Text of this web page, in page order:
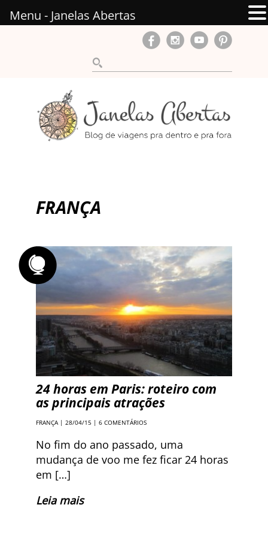
FRANÇA
24 horas em Paris: roteiro com
as principais atrações
FRANÇA| 28/04/15 | 6 COMENTÁRIOS
No fim do ano passado, uma
mudança de voo me fez ficar 24 horas
em […]
Leia mais
Menu - Janelas Abertas